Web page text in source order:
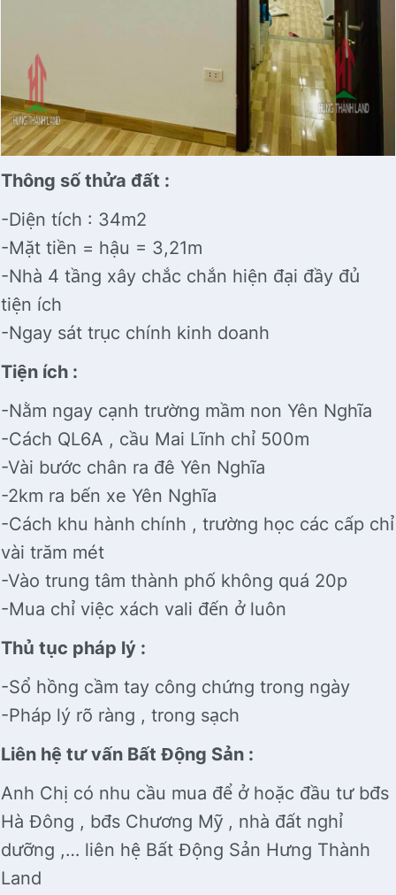
Thông số thửa đất :
-Diện tích : 34m2
-Mặt tiền = hậu = 3,21m
-Nhà 4 tầng xây chắc chắn hiện đại đầy đủ
tiện ích
-Ngay sát trục chính kinh doanh
Tiện ích :
-Nằm ngay cạnh trường mầm non Yên Nghĩa
-Cách QL6A , cầu Mai Lĩnh chỉ 500m
-Vài bước chân ra đê Yên Nghĩa
-2km ra bến xe Yên Nghĩa
-Cách khu hành chính , trường học các cấp chỉ
vài trăm mét
-Vào trung tâm thành phố không quá 20p
-Mua chỉ việc xách vali đến ở luôn
Thủ tục pháp lý :
-Sổ hồng cầm tay công chứng trong ngày
-Pháp lý rõ ràng , trong sạch
Liên hệ tư vấn Bất Động Sản :
Anh Chị có nhu cầu mua để ở hoặc đầu tư bđs
Hà Đông , bđs Chương Mỹ , nhà đất nghỉ
dưỡng ,… liên hệ Bất Động Sản Hưng Thành
Land